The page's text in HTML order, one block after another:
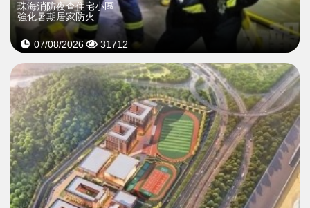
珠海消防夜查住宅小區
強化暑期居家防火
07/08/2026 31712